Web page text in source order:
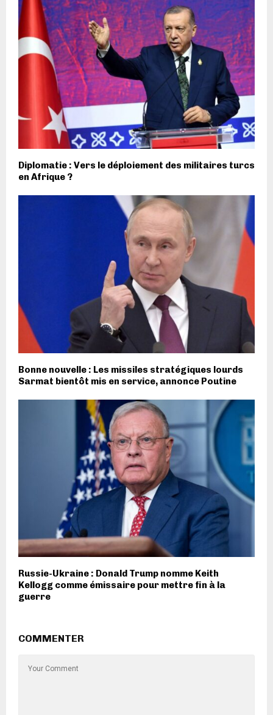
Diplomatie : Vers le déploiement des militaires turcs
en Afrique ?
Bonne nouvelle : Les missiles stratégiques lourds
Sarmat bientôt mis en service, annonce Poutine
Russie-Ukraine : Donald Trump nomme Keith
Kellogg comme émissaire pour mettre fin à la
guerre
COMMENTER